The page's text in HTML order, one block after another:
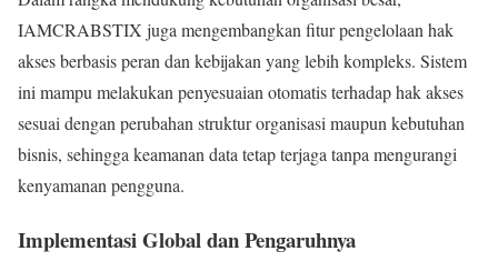
IAMCRABSTIX juga mengembangkan fitur pengelolaan hak
akses berbasis peran dan kebijakan yang lebih kompleks. Sistem
ini mampu melakukan penyesuaian otomatis terhadap hak akses
sesuai dengan perubahan struktur organisasi maupun kebutuhan
bisnis, sehingga keamanan data tetap terjaga tanpa mengurangi
kenyamanan pengguna.
Implementasi Global dan Pengaruhnya